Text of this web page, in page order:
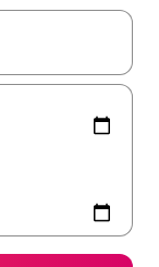
ich prechádzať